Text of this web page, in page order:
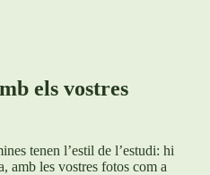
els vostres
tenen l’estil de l’estudi: hi
amb les vostres fotos com a